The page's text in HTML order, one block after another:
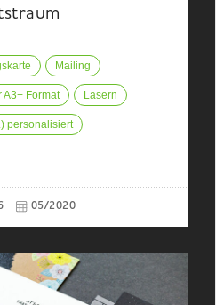
Mailing
A3+ Format Lasern
personalisiert
05/2020